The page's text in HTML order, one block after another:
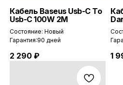
Кабель Baseus Usb-C To
Usb-C 100W 2M
Состояние: Новый
Гарантия:90 дней
2 290 ₽ 1